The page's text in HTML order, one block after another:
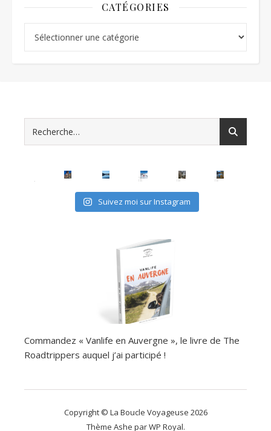
CATÉGORIES
Suivez moi sur Instagram
Commandez « Vanlife en Auvergne », le livre de The
Roadtrippers auquel j’ai participé !
Copyright © La Boucle Voyageuse 2026
Thème Ashe parWP Royal.